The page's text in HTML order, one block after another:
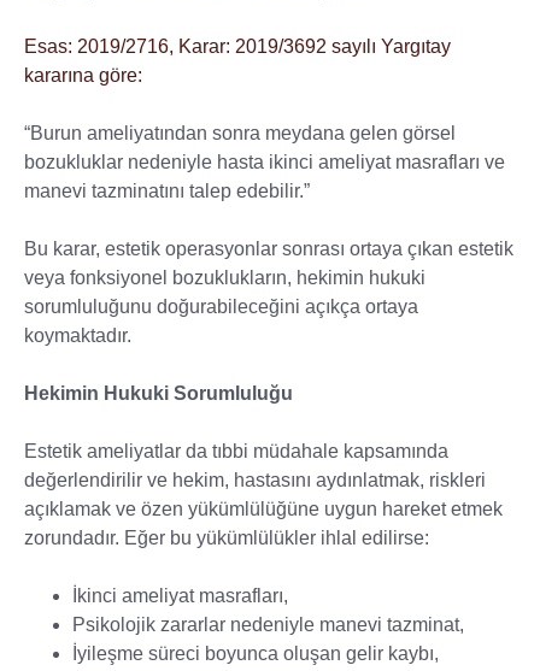
Esas: 2019/2716, Karar: 2019/3692 sayılı Yargıtay
kararına göre:
“Burun ameliyatından sonra meydana gelen görsel
bozukluklar nedeniyle hasta ikinci ameliyat masrafları ve
manevi tazminatını talep edebilir.”
Bu karar, estetik operasyonlar sonrası ortaya çıkan estetik
veya fonksiyonel bozuklukların, hekimin hukuki
sorumluluğunu doğurabileceğini açıkça ortaya
koymaktadır.
Hekimin Hukuki Sorumluluğu
Estetik ameliyatlar da tıbbi müdahale kapsamında
değerlendirilir ve hekim, hastasını aydınlatmak, riskleri
açıklamak ve özen yükümlülüğüne uygun hareket etmek
zorundadır. Eğer bu yükümlülükler ihlal edilirse:
İkinci ameliyat masrafları,
Psikolojik zararlar nedeniyle manevi tazminat,
İyileşme süreci boyunca oluşan gelir kaybı,